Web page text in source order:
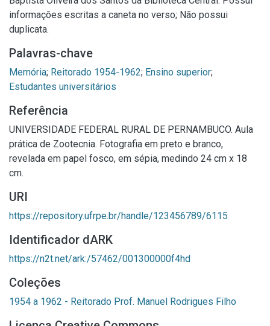
informações escritas a caneta no verso; Não possui
duplicata.
Palavras-chave
Memória; Reitorado 1954-1962; Ensino superior;
Estudantes universitários
Referência
UNIVERSIDADE FEDERAL RURAL DE PERNAMBUCO. Aula
prática de Zootecnia. Fotografia em preto e branco,
revelada em papel fosco, em sépia, medindo 24 cm x 18
cm.
URI
https://repository.ufrpe.br/handle/123456789/6115
Identificador dARK
https://n2t.net/ark:/57462/001300000f4hd
Coleções
1954 a 1962 - Reitorado Prof. Manuel Rodrigues Filho